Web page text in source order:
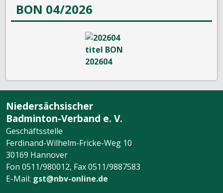
BON 04/2026
Niedersächsischer
Badminton-Verband e. V.
Geschäftsstelle
Ferdinand-Wilhelm-Fricke-Weg 10
30169 Hannover
Fon 0511/980012, Fax 0511/9887583
E-Mail: gst@nbv-online.de